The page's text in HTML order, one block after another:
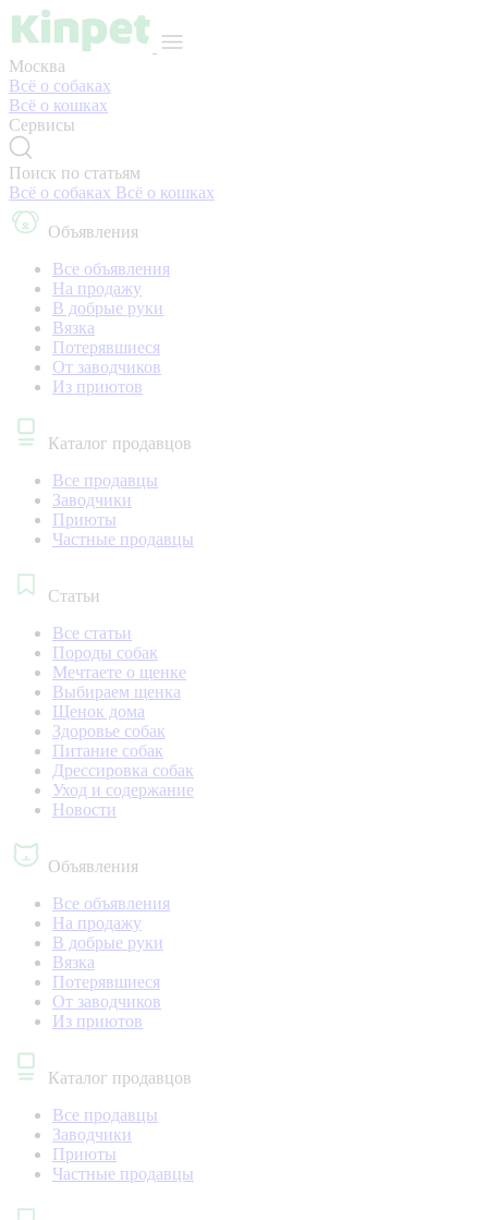
Москва
Всё о собаках
Всё о кошках
Сервисы
Поиск по статьям
Всё о собаках Всё о кошках
Объявления
Все объявления
На продажу
В добрые руки
Вязка
Потерявшиеся
От заводчиков
Из приютов
Каталог продавцов
Все продавцы
Заводчики
Приюты
Частные продавцы
Статьи
Все статьи
Породы собак
Мечтаете о щенке
Выбираем щенка
Щенок дома
Здоровье собак
Питание собак
Дрессировка собак
Уход и содержание
Новости
Объявления
Все объявления
На продажу
В добрые руки
Вязка
Потерявшиеся
От заводчиков
Из приютов
Каталог продавцов
Все продавцы
Заводчики
Приюты
Частные продавцы